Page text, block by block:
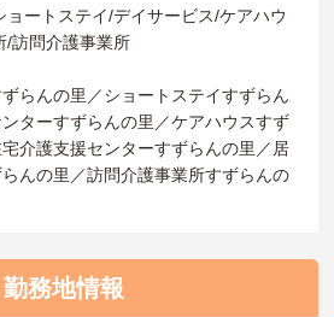
ートステイ/デイサービス/ケアハウ
/訪問介護事業所
らんの里／ショートステイすずらん
ターすずらんの里／ケアハウスすず
介護支援センターすずらんの里／居
んの里／訪問介護事業所すずらんの
勤務地情報